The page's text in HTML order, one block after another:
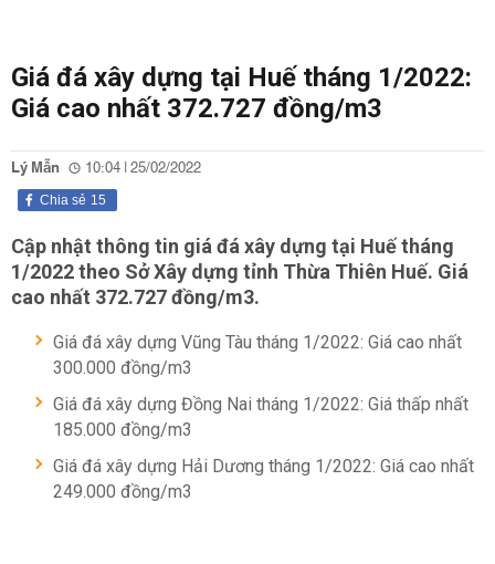
Giá đá xây dựng tại Huế tháng 1/2022:
Giá cao nhất 372.727 đồng/m3
Lý Mẫn 10:04 | 25/02/2022
15
Chia sẻ
Cập nhật thông tin giá đá xây dựng tại Huế tháng
1/2022 theo Sở Xây dựng tỉnh Thừa Thiên Huế. Giá
cao nhất 372.727 đồng/m3.
Giá đá xây dựng Vũng Tàu tháng 1/2022: Giá cao nhất
300.000 đồng/m3
Giá đá xây dựng Đồng Nai tháng 1/2022: Giá thấp nhất
185.000 đồng/m3
Giá đá xây dựng Hải Dương tháng 1/2022: Giá cao nhất
249.000 đồng/m3